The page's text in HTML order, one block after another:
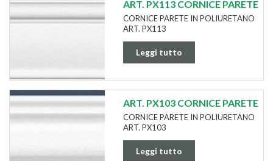
ART. PX113 CORNICE PARETE
CORNICE PARETE IN POLIURETANO
ART. PX113
Leggi tutto
ART. PX103 CORNICE PARETE
CORNICE PARETE IN POLIURETANO
ART. PX103
Leggi tutto